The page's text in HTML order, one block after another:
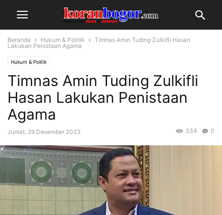
Beranda Hukum & Politik
Timnas Amin Tuding Zulkifli Hasan
Lakukan Penistaan Agama
Hukum & Politik
Timnas Amin Tuding Zulkifli
Hasan Lakukan Penistaan
Agama
Jumat, 29 Desember 2023 0
334